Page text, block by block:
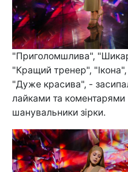
"Приголомшлива",
"Кращий тренер",
"Дуже красива", -
лайками та коментарями
шанувальники зірки.